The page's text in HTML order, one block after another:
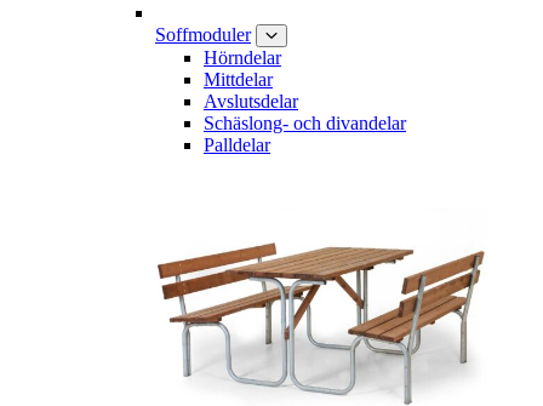
Soffmoduler
Hörndelar
Mittdelar
Avslutsdelar
Schäslong- och divandelar
Palldelar